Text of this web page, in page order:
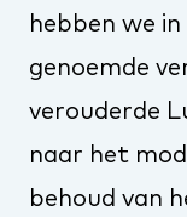
hebben we
genoemde
verouderde
naar het
behoud van